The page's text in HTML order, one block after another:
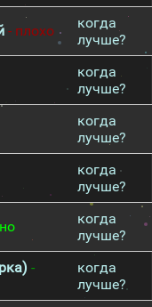
- плохо
когда
лучше?
когда
лучше?
когда
лучше?
когда
лучше?
когда
лучше?
-
когда
лучше?